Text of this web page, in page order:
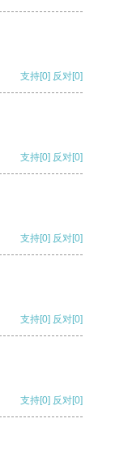
支持[0] 反对[0]
支持[0] 反对[0]
支持[0] 反对[0]
支持[0] 反对[0]
支持[0] 反对[0]